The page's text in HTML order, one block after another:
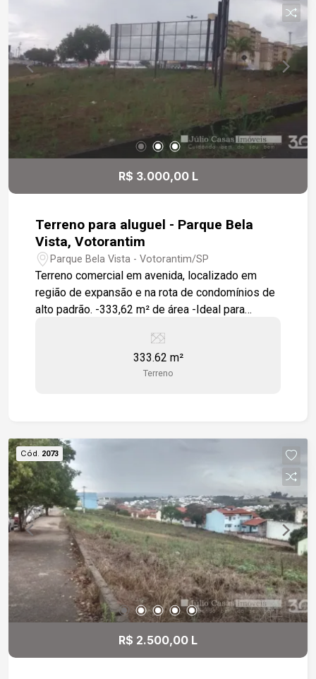
R$ 3.000,00 L
Terreno para aluguel - Parque Bela
Vista, Votorantim
Parque Bela Vista - Votorantim/SP
Terreno comercial em avenida, localizado em
região de expansão e na rota de condomínios de
alto padrão. -333,62 m² de área -Ideal para
oportunidade de investimento.
333.62 m²
Terreno
Cód. 2073
R$ 2.500,00 L